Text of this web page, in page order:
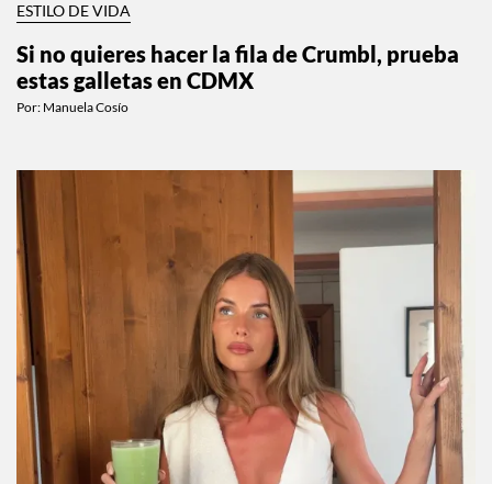
ESTILO DE VIDA
Si no quieres hacer la fila de Crumbl, prueba
estas galletas en CDMX
Por: Manuela Cosío